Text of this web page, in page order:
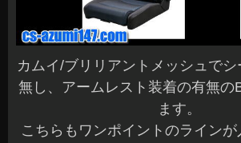
カムイ/ブリリアントメッシュで
無し、アームレスト装着の有無の
ます。
こちらもワンポイントのラインが